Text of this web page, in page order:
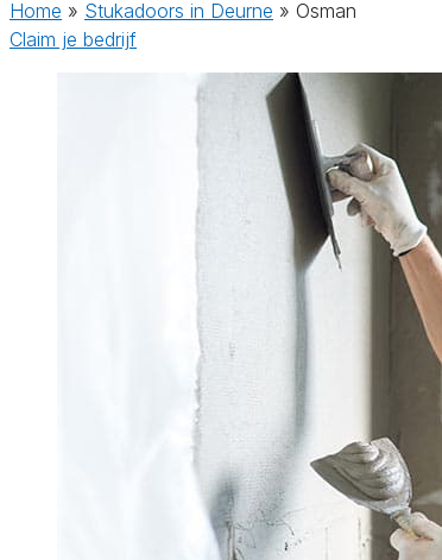
Home » Stukadoors in Deurne » Osman
Claim je bedrijf